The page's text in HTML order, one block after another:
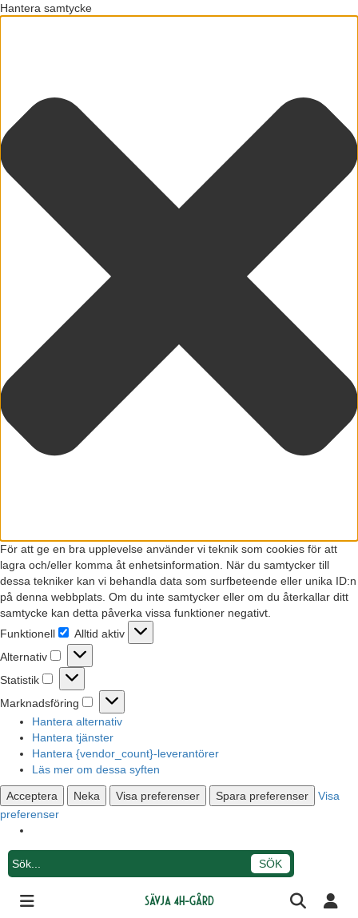
Hantera samtycke
För att ge en bra upplevelse använder vi teknik som cookies för att
lagra och/eller komma åt enhetsinformation. När du samtycker till
dessa tekniker kan vi behandla data som surfbeteende eller unika ID:n
på denna webbplats. Om du inte samtycker eller om du återkallar ditt
samtycke kan detta påverka vissa funktioner negativt.
Funktionell
Funktionell
Alltid aktiv
Alternativ
Alternativ
Statistik
Statistik
Marknadsföring
Marknadsföring
Hantera alternativ
Hantera tjänster
Hantera {vendor_count}-leverantörer
Läs mer om dessa syften
Acceptera Neka Visa preferenser Spara preferenser
Visa
preferenser
Sävja 4H-gård